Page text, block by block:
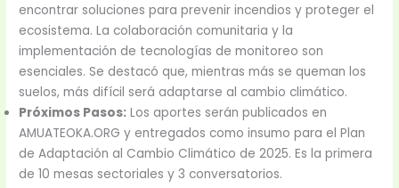
encontrar soluciones para prevenir incendios y proteger el
ecosistema. La colaboración comunitaria y la
implementación de tecnologías de monitoreo son
esenciales. Se destacó que, mientras más se queman los
suelos, más difícil será adaptarse al cambio climático.
Próximos Pasos: Los aportes serán publicados en
AMUATEOKA.ORG y entregados como insumo para el Plan
de Adaptación al Cambio Climático de 2025. Es la primera
de 10 mesas sectoriales y 3 conversatorios.